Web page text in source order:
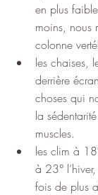
en plus
moins, nous
colonne
les chaises,
derrière
choses qui
la
muscles.
les clim à
à 23°
fois de plus